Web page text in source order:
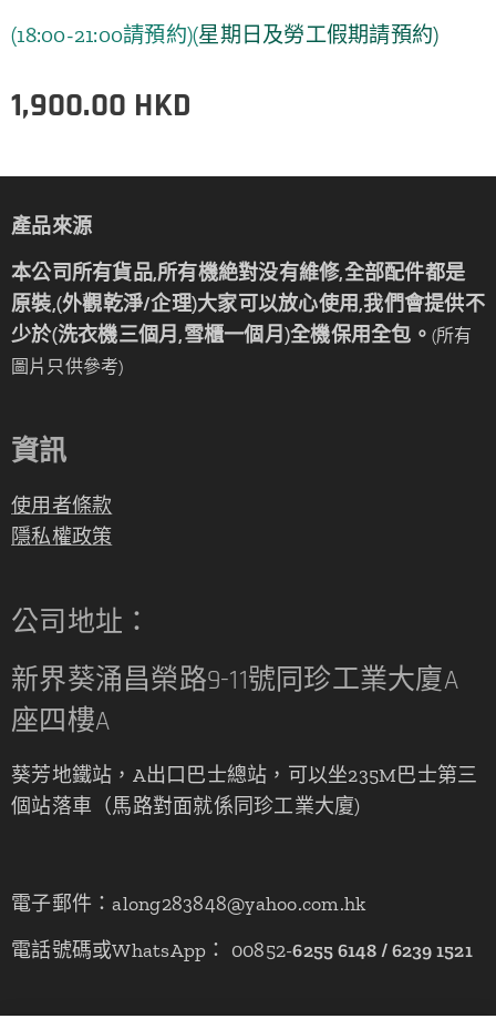
(18:00-21:00請預約)(星期日及勞工假期請預約)
1,900.00 HKD
產品來源
本公司所有貨品,所有機絶對没有維修,全部配件都是
原裝,(外觀乾淨/企理)大家可以放心使用,我們會提供不
少於(洗衣機三個月,雪櫃一個月)全機保用全包。 (所有
圖片只供參考)
資訊
使用者條款
隱私權政策
公司地址：
新界葵涌昌榮路9-11號同珍工業大廈A
座四樓A
葵芳地鐵站，A出口巴士總站，可以坐235M巴士第三
個站落車（馬路對面就係同珍工業大廈)
電子郵件：along283848@yahoo.com.hk
電話號碼或WhatsApp： 00852-6255 6148 / 6239 1521